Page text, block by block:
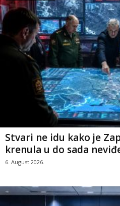
Stvari ne idu kako je
krenula u do sada
6. August 2026.